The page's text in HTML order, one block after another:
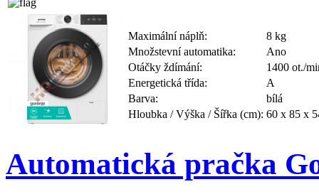
Maximální náplň:
8 kg
Množstevní automatika:
Ano
Otáčky ždímání:
1400 ot./
Energetická třída:
A
Barva:
bílá
Hloubka / Výška / Šířka (cm): 60 x 85 x
Automatická pračka